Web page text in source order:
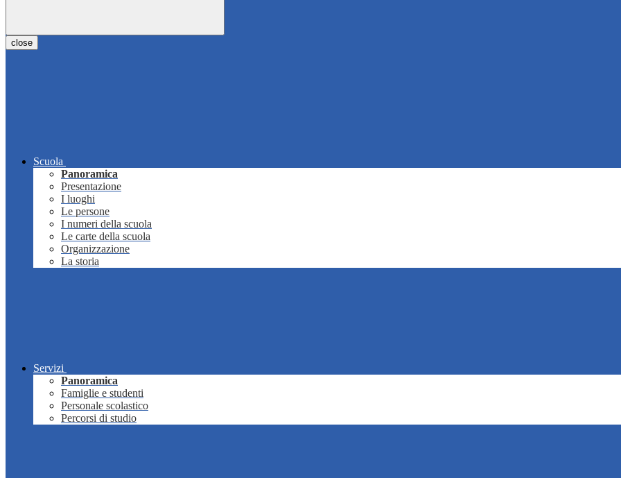
close
Scuola
Panoramica
Presentazione
I luoghi
Le persone
I numeri della scuola
Le carte della scuola
Organizzazione
La storia
Servizi
Panoramica
Famiglie e studenti
Personale scolastico
Percorsi di studio